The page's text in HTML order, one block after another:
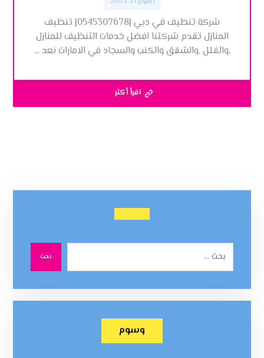
شركة تنظيف في دبي |0545307678| تنظيف
المنازل تقدم شركتنا افضل خدمات التنظيف للمنازل
,والفلل ,والشقق والكنب والسجاد في الامارات نعد ...
اقرأ أكثر
بحث
وسوم